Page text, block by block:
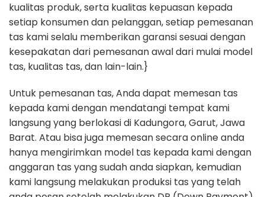
kualitas produk, serta kualitas kepuasan kepada
setiap konsumen dan pelanggan, setiap pemesanan
tas kami selalu memberikan garansi sesuai dengan
kesepakatan dari pemesanan awal dari mulai model
tas, kualitas tas, dan lain-lain.}
Untuk pemesanan tas, Anda dapat memesan tas
kepada kami dengan mendatangi tempat kami
langsung yang berlokasi di Kadungora, Garut, Jawa
Barat. Atau bisa juga memesan secara online anda
hanya mengirimkan model tas kepada kami dengan
anggaran tas yang sudah anda siapkan, kemudian
kami langsung melakukan produksi tas yang telah